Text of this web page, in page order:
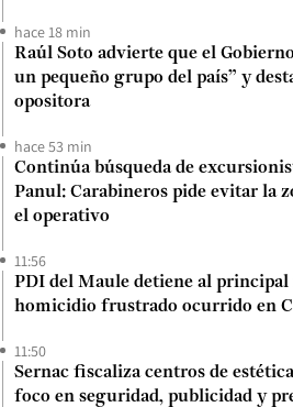
hace 18 min
Raúl Soto advierte que el
un pequeño grupo del país” y
opositora
hace 53 min
Continúa búsqueda de
Panul: Carabineros pide evitar la
el operativo
11:56
PDI del Maule detiene al
homicidio frustrado ocurrido en
11:50
Sernac fiscaliza centros de
foco en seguridad, publicidad y